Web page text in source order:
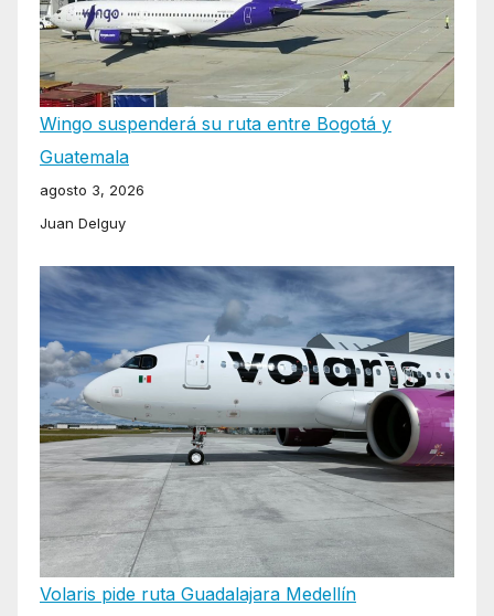
Wingo suspenderá su ruta entre Bogotá y
Guatemala
agosto 3, 2026
Juan Delguy
Volaris pide ruta Guadalajara Medellín